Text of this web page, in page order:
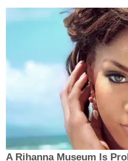
A Rihanna Museum Is